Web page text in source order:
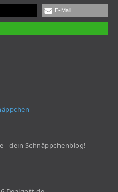
E-Mail
- dein Schnäppchenblog!